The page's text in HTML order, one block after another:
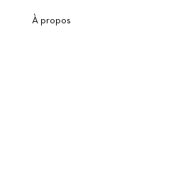
À propos